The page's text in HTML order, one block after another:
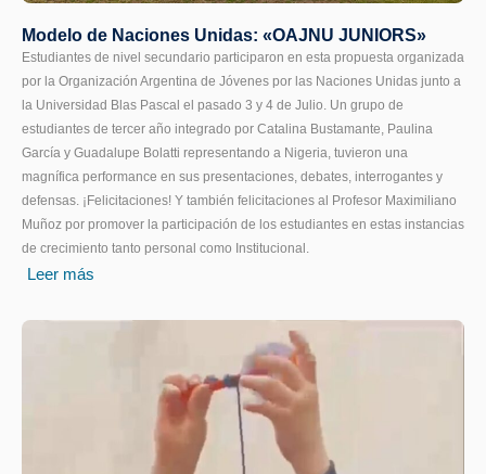
Modelo de Naciones Unidas: «OAJNU JUNIORS»
Estudiantes de nivel secundario participaron en esta propuesta organizada
por la Organización Argentina de Jóvenes por las Naciones Unidas junto a
la Universidad Blas Pascal el pasado 3 y 4 de Julio. Un grupo de
estudiantes de tercer año integrado por Catalina Bustamante, Paulina
García y Guadalupe Bolatti representando a Nigeria, tuvieron una
magnífica performance en sus presentaciones, debates, interrogantes y
defensas. ¡Felicitaciones! Y también felicitaciones al Profesor Maximiliano
Muñoz por promover la participación de los estudiantes en estas instancias
de crecimiento tanto personal como Institucional.
Leer más